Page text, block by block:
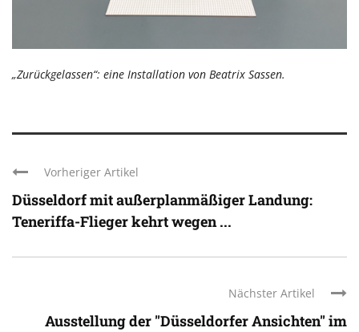
„Zurückgelassen“: eine Installation von Beatrix Sassen.
Vorheriger Artikel
Düsseldorf mit außerplanmäßiger Landung:
Teneriffa-Flieger kehrt wegen ...
Nächster Artikel
Ausstellung der "Düsseldorfer Ansichten" im